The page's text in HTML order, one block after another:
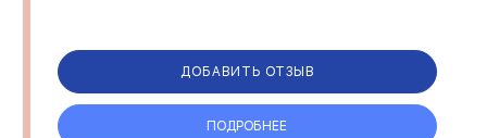
ДОБАВИТЬ ОТЗЫВ
ПОДРОБНЕЕ